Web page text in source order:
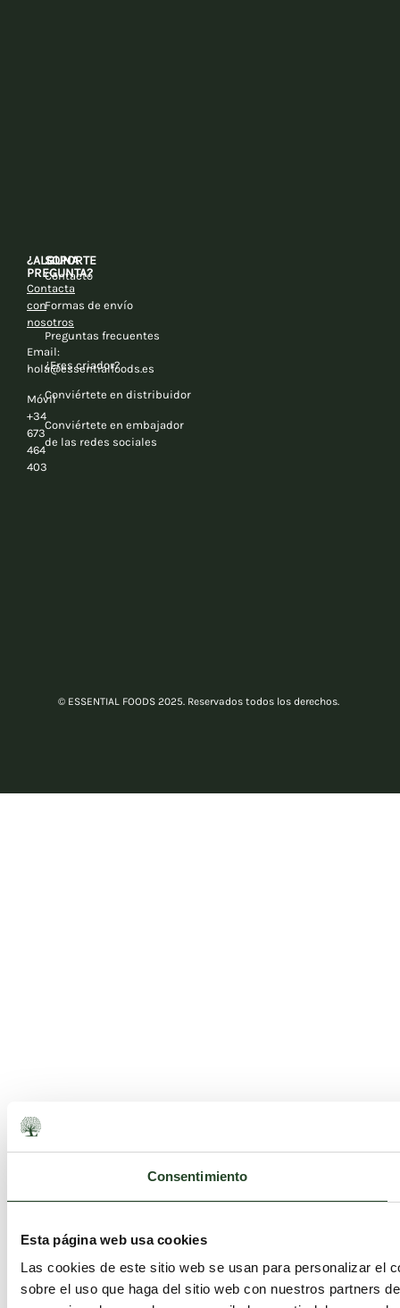
Consentimiento
Esta página web usa cookies
Las cookies de este sitio web se usan para personalizar el
sobre el uso que haga del sitio web con nuestros partners
¿ALGUNA
PREGUNTA?
Contacta
con
nosotros
Email:
hola@essentialfoods.es
Móvil
+34
673
464
403
SOPORTE
Contacto
Formas de envío
Preguntas frecuentes
¿Eres criador?
Conviértete en distribuidor
Conviértete en embajador
de las redes sociales
© ESSENTIAL FOODS 2025. Reservados todos los derechos.